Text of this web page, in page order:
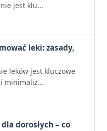
jest klu...
leki: zasady,
leków jest kluczowe
minimaliz...
dorosłych – co